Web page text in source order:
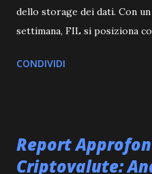
dello storage dei dati. Con
settimana, FIL si posiziona
un'alternativa promettente
da poche entità, ma
partecipanti. Filecoin rende
CONDIVIDI
Report
Criptovalute: